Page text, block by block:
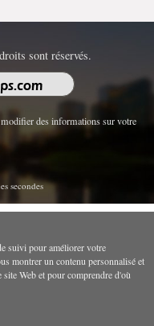
sont réservés.
des informations sur votre
secondes
suivi pour améliorer votre
montrer un contenu personnalisé et
Web et pour comprendre d'où